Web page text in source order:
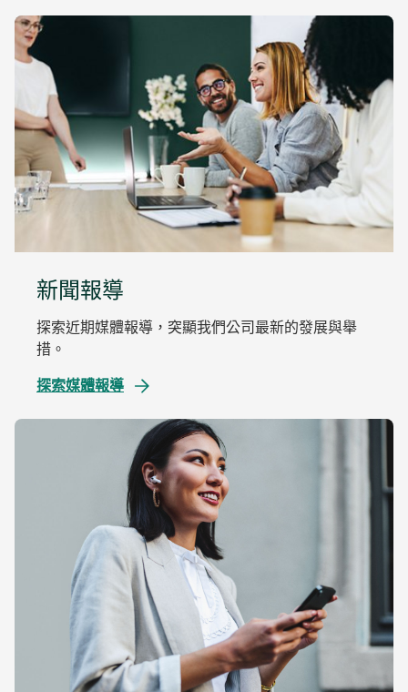
新聞報導
探索近期媒體報導，突顯我們公司最新的發展與舉
措。
探索媒體報導